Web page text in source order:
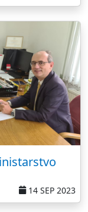
14 SEP 2023